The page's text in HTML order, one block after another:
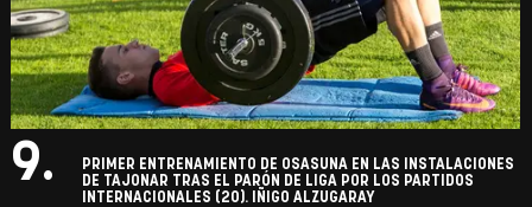
9.
PRIMER ENTRENAMIENTO DE OSASUNA EN LAS INSTALACIONES
DE TAJONAR TRAS EL PARÓN DE LIGA POR LOS PARTIDOS
INTERNACIONALES (20). IÑIGO ALZUGARAY